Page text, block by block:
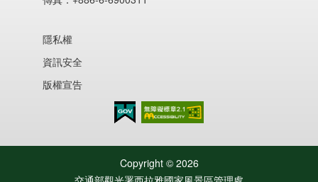
隱私權
資訊安全
版權宣告
Copyright © 2026